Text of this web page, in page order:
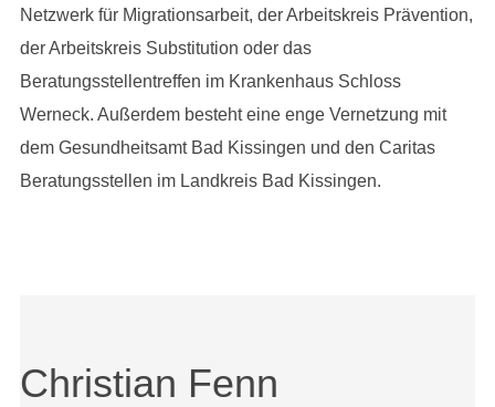
Netzwerk für Migrationsarbeit, der Arbeitskreis Prävention,
der Arbeitskreis Substitution oder das
Beratungsstellentreffen im Krankenhaus Schloss
Werneck. Außerdem besteht eine enge Vernetzung mit
dem Gesundheitsamt Bad Kissingen und den Caritas
Beratungsstellen im Landkreis Bad Kissingen.
Christian Fenn